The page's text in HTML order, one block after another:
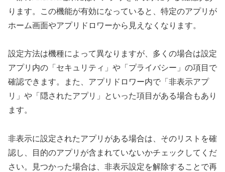
ります。この機能が有効になっていると、特定のアプリが
ホーム画面やアプリドロワーから見えなくなります。
設定方法は機種によって異なりますが、多くの場合は設定
アプリ内の「セキュリティ」や「プライバシー」の項目で
確認できます。また、アプリドロワー内で「非表示アプ
リ」や「隠されたアプリ」といった項目がある場合もあり
ます。
非表示に設定されたアプリがある場合は、そのリストを確
認し、目的のアプリが含まれていないかチェックしてくだ
さい。見つかった場合は、非表示設定を解除することで再